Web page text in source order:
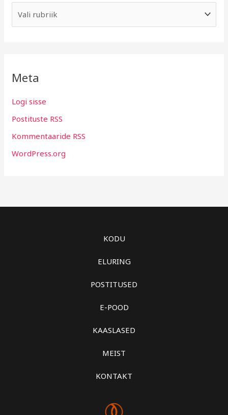
Meta
Logi sisse
Postituste RSS
Kommentaaride RSS
WordPress.org
KODU
ELURING
POSTITUSED
E-POOD
KAASLASED
MEIST
KONTAKT